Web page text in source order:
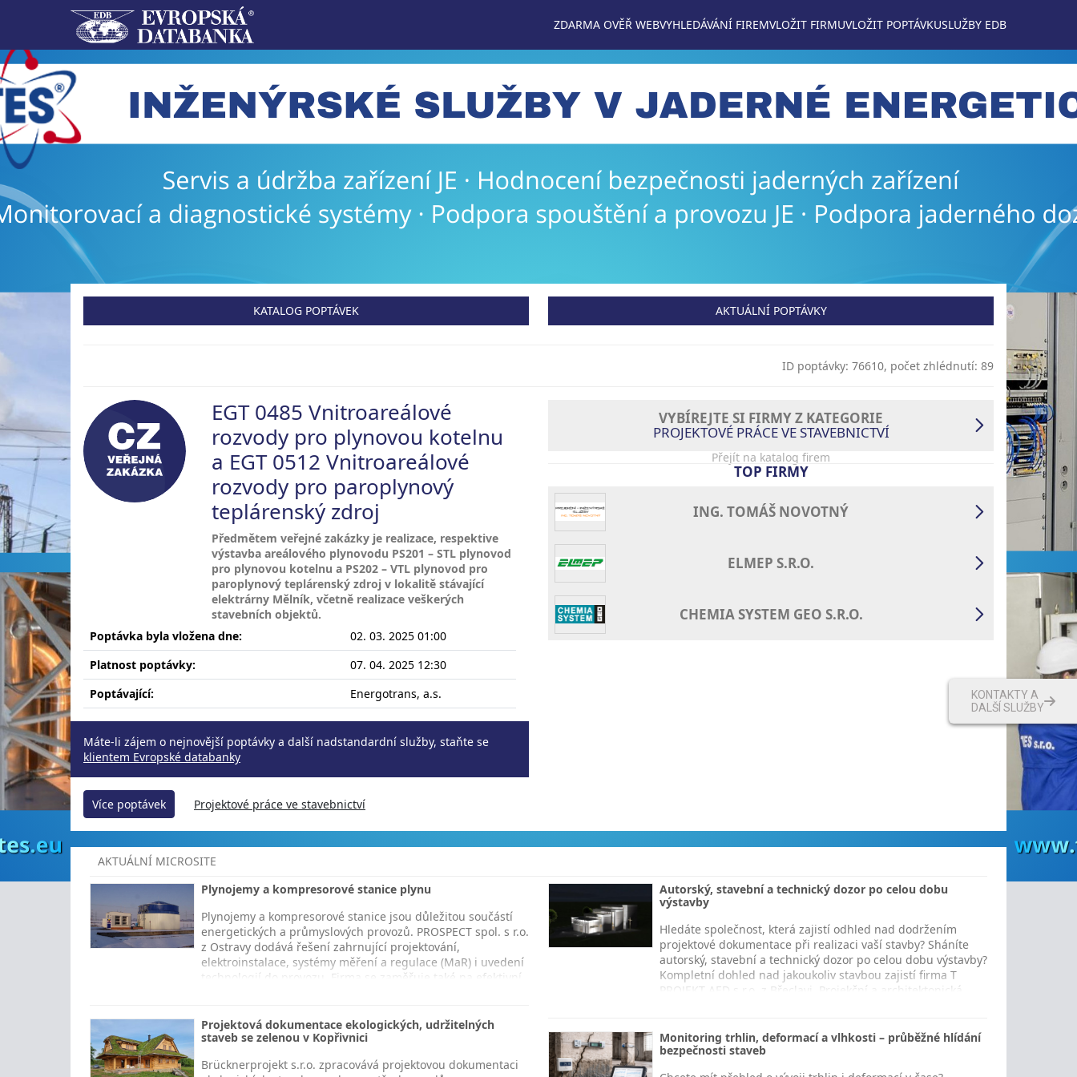
ZDARMA OVĚŘ WEBVYHLEDÁVÁNÍ FIREMVLOŽIT FIRMUVLOŽIT POPTÁVKUSLUŽBY EDB
KATALOG POPTÁVEK AKTUÁLNÍ POPTÁVKY
ID poptávky: 76610, počet zhlédnutí: 89
EGT 0485 Vnitroareálové
rozvody pro plynovou kotelnu
a EGT 0512 Vnitroareálové
rozvody pro paroplynový
teplárenský zdroj
Předmětem veřejné zakázky je realizace, respektive
výstavba areálového plynovodu PS201 – STL plynovod
pro plynovou kotelnu a PS202 – VTL plynovod pro
paroplynový teplárenský zdroj v lokalitě stávající
elektrárny Mělník, včetně realizace veškerých
stavebních objektů.
Poptávka byla vložena dne:
02. 03. 2025 01:00
Platnost poptávky:
07. 04. 2025 12:30
Poptávající:
Energotrans, a.s.
Máte-li zájem o nejnovější poptávky a další nadstandardní služby, staňte se
klientem Evropské databanky
Více poptávek Projektové práce ve stavebnictví
VYBÍREJTE SI FIRMY Z KATEGORIE
PROJEKTOVÉ PRÁCE VE STAVEBNICTVÍ
Přejít na katalog firem
TOP FIRMY
ING. TOMÁŠ NOVOTNÝ
ELMEP S.R.O.
CHEMIA SYSTEM GEO S.R.O.
AKTUÁLNÍ MICROSITE
Plynojemy a kompresorové stanice plynu
Plynojemy a kompresorové stanice jsou důležitou součástí
energetických a průmyslových provozů. PROSPECT spol. s r.o.
z Ostravy dodává řešení zahrnující projektování,
elektroinstalace, systémy měření a regulace (MaR) i uvedení
technologií do provozu. Firma se zaměřuje také na efektivní
Projektová dokumentace ekologických, udržitelných
staveb se zelenou v Kopřivnici
Brücknerprojekt s.r.o. zpracovává projektovou dokumentaci
Autorský, stavební a technický dozor po celou dobu
výstavby
Hledáte společnost, která zajistí odhled nad dodržením
projektové dokumentace při realizaci vaší stavby? Sháníte
autorský, stavební a technický dozor po celou dobu výstavby?
Kompletní dohled nad jakoukoliv stavbou zajistí firma T
PROJEKT AED s.r.o. z Břeclavi. Projekční a architektonická
Monitoring trhlin, deformací a vlhkosti – průběžné hlídání
bezpečnosti staveb
KONTAKTY A
DALŠÍ SLUŽBY